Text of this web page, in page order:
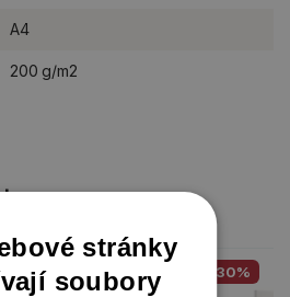
A4
200 g/m2
-30%
stránky
soubory